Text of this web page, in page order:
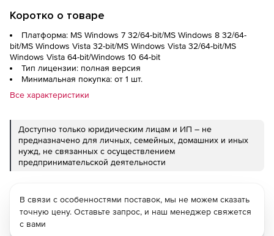
Коротко о товаре
Платформа: MS Windows 7 32/64-bit/MS Windows 8 32/64-
bit/MS Windows Vista 32-bit/MS Windows Vista 32/64-bit/MS
Windows Vista 64-bit/Windows 10 64-bit
Тип лицензии: полная версия
Минимальная покупка: от 1 шт.
Все характеристики
Доступно только юридическим лицам и ИП – не
предназначено для личных, семейных, домашних и иных
нужд, не связанных с осуществлением
предпринимательской деятельности
В связи с особенностями поставок, мы не можем сказать
точную цену. Оставьте запрос, и наш менеджер свяжется
с вами